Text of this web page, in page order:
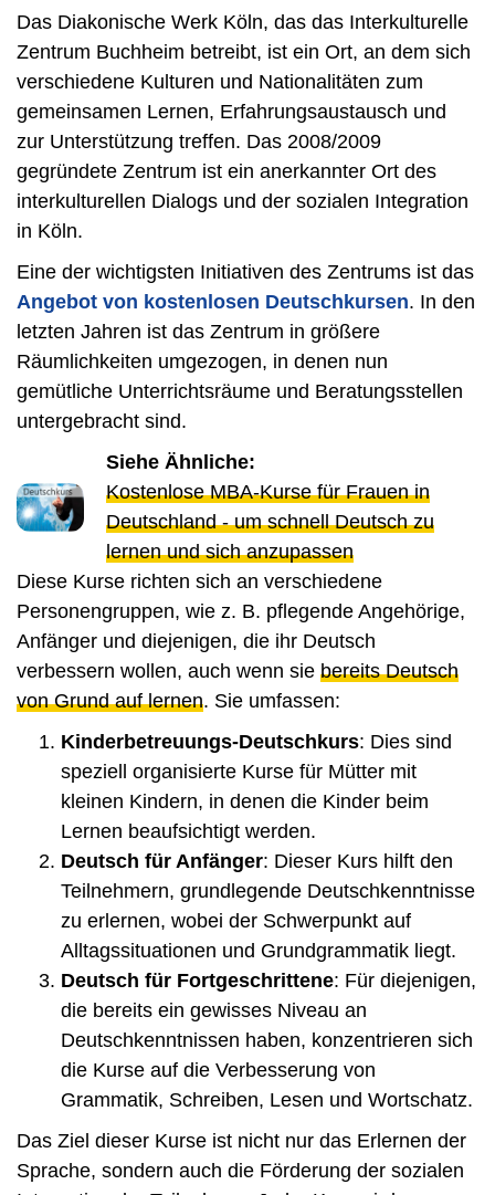
Das Diakonische Werk Köln, das das Interkulturelle
Zentrum Buchheim betreibt, ist ein Ort, an dem sich
verschiedene Kulturen und Nationalitäten zum
gemeinsamen Lernen, Erfahrungsaustausch und
zur Unterstützung treffen. Das 2008/2009
gegründete Zentrum ist ein anerkannter Ort des
interkulturellen Dialogs und der sozialen Integration
in Köln.
Eine der wichtigsten Initiativen des Zentrums ist das
Angebot von kostenlosen Deutschkursen. In den
letzten Jahren ist das Zentrum in größere
Räumlichkeiten umgezogen, in denen nun
gemütliche Unterrichtsräume und Beratungsstellen
untergebracht sind.
Siehe Ähnliche:
Kostenlose MBA-Kurse für Frauen in
Deutschland - um schnell Deutsch zu
lernen und sich anzupassen
Diese Kurse richten sich an verschiedene
Personengruppen, wie z. B. pflegende Angehörige,
Anfänger und diejenigen, die ihr Deutsch
verbessern wollen, auch wenn sie bereits Deutsch
von Grund auf lernen. Sie umfassen:
Kinderbetreuungs-Deutschkurs: Dies sind
speziell organisierte Kurse für Mütter mit
kleinen Kindern, in denen die Kinder beim
Lernen beaufsichtigt werden.
Deutsch für Anfänger: Dieser Kurs hilft den
Teilnehmern, grundlegende Deutschkenntnisse
zu erlernen, wobei der Schwerpunkt auf
Alltagssituationen und Grundgrammatik liegt.
Deutsch für Fortgeschrittene: Für diejenigen,
die bereits ein gewisses Niveau an
Deutschkenntnissen haben, konzentrieren sich
die Kurse auf die Verbesserung von
Grammatik, Schreiben, Lesen und Wortschatz.
Das Ziel dieser Kurse ist nicht nur das Erlernen der
Sprache, sondern auch die Förderung der sozialen